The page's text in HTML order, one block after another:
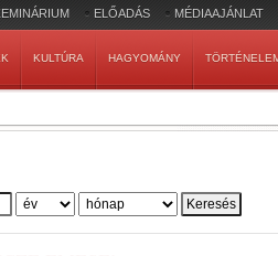
ELŐADÁS MÉDIAAJÁNLAT
KULTÚRA HAGYOMÁNY